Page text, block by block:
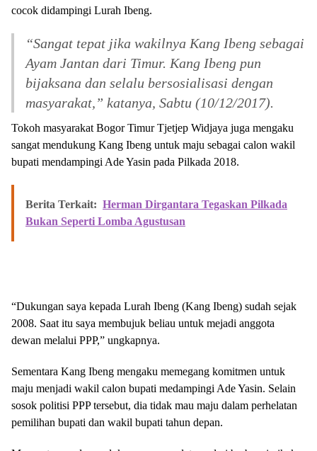
cocok didampingi Lurah Ibeng.
“Sangat tepat jika wakilnya Kang Ibeng sebagai
Ayam Jantan dari Timur. Kang Ibeng pun
bijaksana dan selalu bersosialisasi dengan
masyarakat,” katanya, Sabtu (10/12/2017).
Tokoh masyarakat Bogor Timur Tjetjep Widjaya juga mengaku
sangat mendukung Kang Ibeng untuk maju sebagai calon wakil
bupati mendampingi Ade Yasin pada Pilkada 2018.
Berita Terkait: Herman Dirgantara Tegaskan Pilkada
Bukan Seperti Lomba Agustusan
“Dukungan saya kepada Lurah Ibeng (Kang Ibeng) sudah sejak
2008. Saat itu saya membujuk beliau untuk mejadi anggota
dewan melalui PPP,” ungkapnya.
Sementara Kang Ibeng mengaku memegang komitmen untuk
maju menjadi wakil calon bupati medampingi Ade Yasin. Selain
sosok politisi PPP tersebut, dia tidak mau maju dalam perhelatan
pemilihan bupati dan wakil bupati tahun depan.